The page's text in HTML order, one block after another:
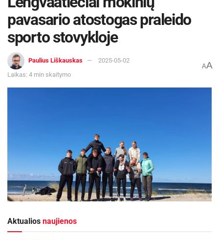
pavasario atostogas praleido
sporto stovykloje
Paulius Liškauskas
2025-05-02
Laikas: 4 min skaitymo
AA
Aktualios naujienos